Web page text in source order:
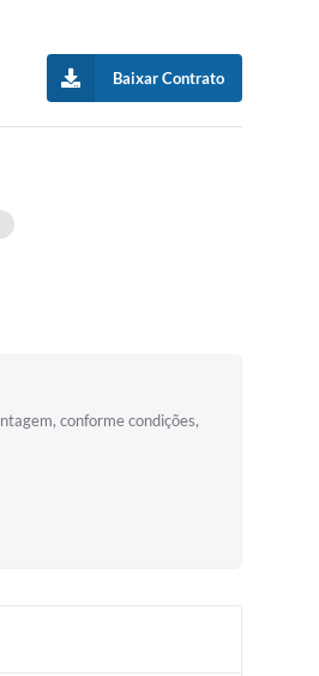
Baixar Contrato
conforme condições,